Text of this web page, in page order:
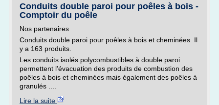
Conduits double paroi pour poêles à bois -
Comptoir du poêle
Nos partenaires
Conduits double paroi pour poêles à bois et cheminées Il
y a 163 produits.
Les conduits isolés polycombustibles à double paroi
permettent l'évacuation des produits de combustion des
poêles à bois et cheminées mais également des poêles à
granulés ....
Lire la suite